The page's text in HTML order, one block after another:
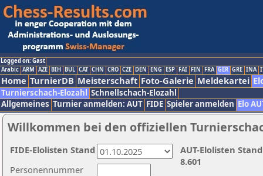
Logged on: Gast
Arabic ARM AZE BIH BUL CAT CHN CRO CZE DEN ENG ESP FAI FIN FRA GER GRE INA
Home TurnierDB Meisterschaft Foto-Galerie Meldekartei
Turnierschach-Elozahl Schnellschach-Elozahl
Allgemeines Turnier anmelden: AUT FIDE Spieler anmelden Elo
Willkommen bei den offiziellen
Personennummer
AUT-Elolisten
8.601
FIDE-Elolisten Stand